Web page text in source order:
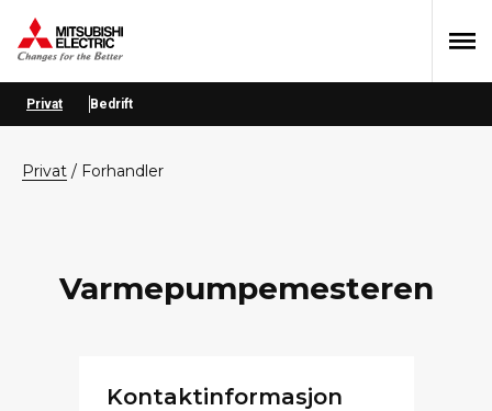
Hopp
menyen
Hopp
Hopp
Privat Bedrift
privat / Forhandler
Varmepumpemesteren
Kontaktinformasjon